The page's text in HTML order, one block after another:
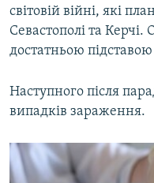
світовій війні, які
Севастополі та
достатньою
Наступного після
випадків зараження.